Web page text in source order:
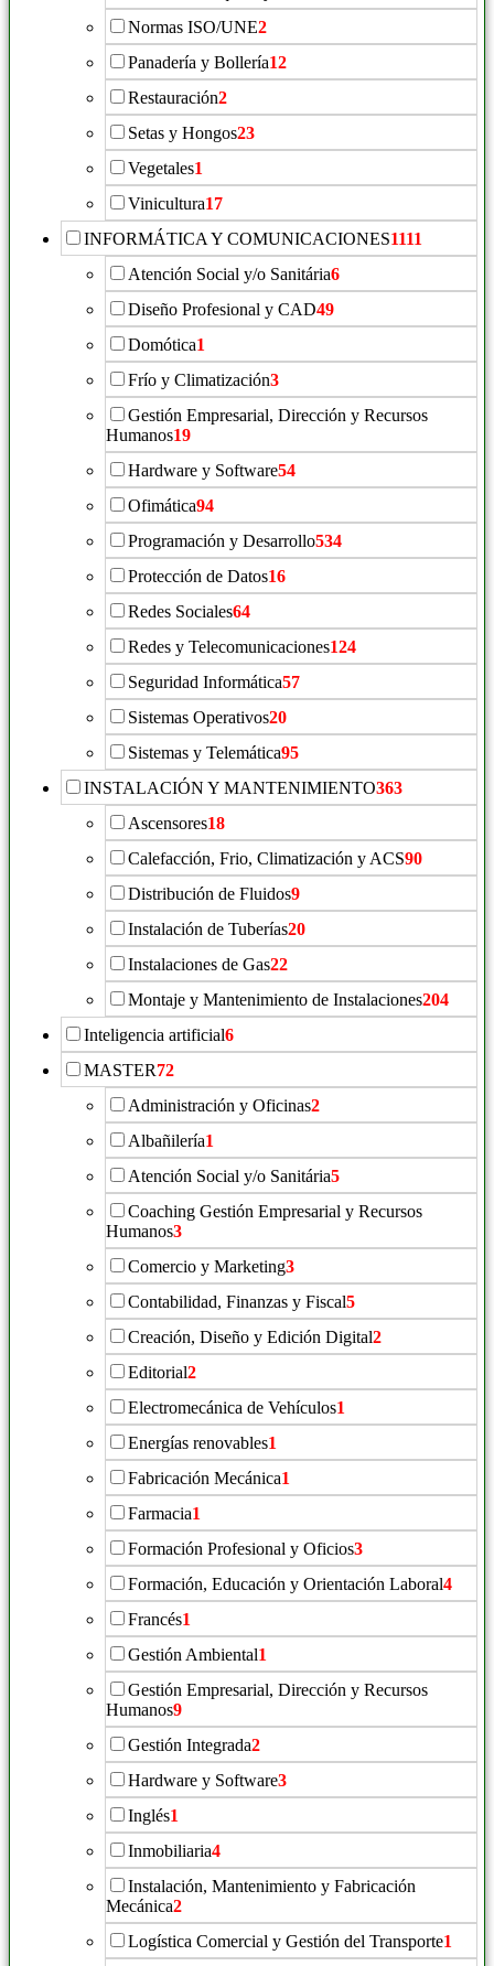
Normas ISO/UNE2
Panadería y Bollería12
Restauración2
Setas y Hongos23
Vegetales1
Vinicultura17
INFORMÁTICA Y COMUNICACIONES1111
Atención Social y/o Sanitária6
Diseño Profesional y CAD49
Domótica1
Frío y Climatización3
Gestión Empresarial, Dirección y Recursos
Humanos19
Hardware y Software54
Ofimática94
Programación y Desarrollo534
Protección de Datos16
Redes Sociales64
Redes y Telecomunicaciones124
Seguridad Informática57
Sistemas Operativos20
Sistemas y Telemática95
INSTALACIÓN Y MANTENIMIENTO363
Ascensores18
Calefacción, Frio, Climatización y ACS90
Distribución de Fluidos9
Instalación de Tuberías20
Instalaciones de Gas22
Montaje y Mantenimiento de Instalaciones204
Inteligencia artificial6
MASTER72
Administración y Oficinas2
Albañilería1
Atención Social y/o Sanitária5
Coaching Gestión Empresarial y Recursos
Humanos3
Comercio y Marketing3
Contabilidad, Finanzas y Fiscal5
Creación, Diseño y Edición Digital2
Editorial2
Electromecánica de Vehículos1
Energías renovables1
Fabricación Mecánica1
Farmacia1
Formación Profesional y Oficios3
Formación, Educación y Orientación Laboral4
Francés1
Gestión Ambiental1
Gestión Empresarial, Dirección y Recursos
Humanos9
Gestión Integrada2
Hardware y Software3
Inglés1
Inmobiliaria4
Instalación, Mantenimiento y Fabricación
Mecánica2
Logística Comercial y Gestión del Transporte1